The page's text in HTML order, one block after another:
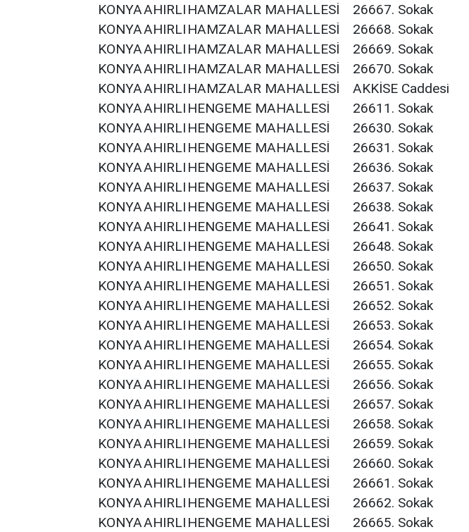
KONYAAHIRLI HAMZALAR MAHALLESİ
26667. Sokak
KONYAAHIRLI HAMZALAR MAHALLESİ
26668. Sokak
KONYAAHIRLI HAMZALAR MAHALLESİ
26669. Sokak
KONYAAHIRLI HAMZALAR MAHALLESİ
26670. Sokak
KONYAAHIRLI HAMZALAR MAHALLESİ
AKKİSE Caddesi
KONYAAHIRLI HENGEME MAHALLESİ
26611. Sokak
KONYAAHIRLI HENGEME MAHALLESİ
26630. Sokak
KONYAAHIRLI HENGEME MAHALLESİ
26631. Sokak
KONYAAHIRLI HENGEME MAHALLESİ
26636. Sokak
KONYAAHIRLI HENGEME MAHALLESİ
26637. Sokak
KONYAAHIRLI HENGEME MAHALLESİ
26638. Sokak
KONYAAHIRLI HENGEME MAHALLESİ
26641. Sokak
KONYAAHIRLI HENGEME MAHALLESİ
26648. Sokak
KONYAAHIRLI HENGEME MAHALLESİ
26650. Sokak
KONYAAHIRLI HENGEME MAHALLESİ
26651. Sokak
KONYAAHIRLI HENGEME MAHALLESİ
26652. Sokak
KONYAAHIRLI HENGEME MAHALLESİ
26653. Sokak
KONYAAHIRLI HENGEME MAHALLESİ
26654. Sokak
KONYAAHIRLI HENGEME MAHALLESİ
26655. Sokak
KONYAAHIRLI HENGEME MAHALLESİ
26656. Sokak
KONYAAHIRLI HENGEME MAHALLESİ
26657. Sokak
KONYAAHIRLI HENGEME MAHALLESİ
26658. Sokak
KONYAAHIRLI HENGEME MAHALLESİ
26659. Sokak
KONYAAHIRLI HENGEME MAHALLESİ
26660. Sokak
KONYAAHIRLI HENGEME MAHALLESİ
26661. Sokak
KONYAAHIRLI HENGEME MAHALLESİ
26662. Sokak
KONYAAHIRLI HENGEME MAHALLESİ 26665. Sokak